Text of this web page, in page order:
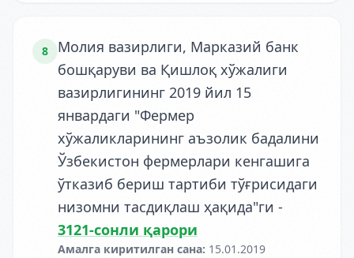
8
Молия вазирлиги, Марказий банк
бошқаруви ва Қишлоқ хўжалиги
вазирлигининг 2019 йил 15
январдаги "Фермер
хўжаликларининг аъзолик бадалини
Ўзбекистон фермерлари кенгашига
ўтказиб бериш тартиби тўғрисидаги
низомни тасдиқлаш ҳақида"ги -
3121-сонли қарори
Амалга киритилган сана: 15.01.2019